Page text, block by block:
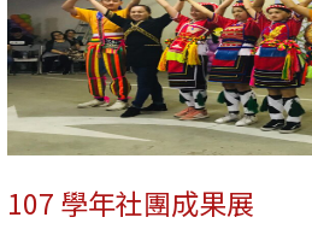
107 學年社團成果展